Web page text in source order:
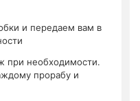
и передаем вам в
при необходимости.
прорабу и